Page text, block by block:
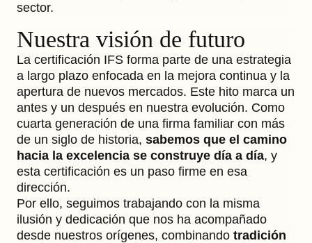
sector.
Nuestra visión de futuro
La certificación IFS forma parte de una estrategia
a largo plazo enfocada en la mejora continua y la
apertura de nuevos mercados. Este hito marca un
antes y un después en nuestra evolución. Como
cuarta generación de una firma familiar con más
de un siglo de historia, sabemos que el camino
hacia la excelencia se construye día a día, y
esta certificación es un paso firme en esa
dirección.
Por ello, seguimos trabajando con la misma
ilusión y dedicación que nos ha acompañado
desde nuestros orígenes, combinando tradición